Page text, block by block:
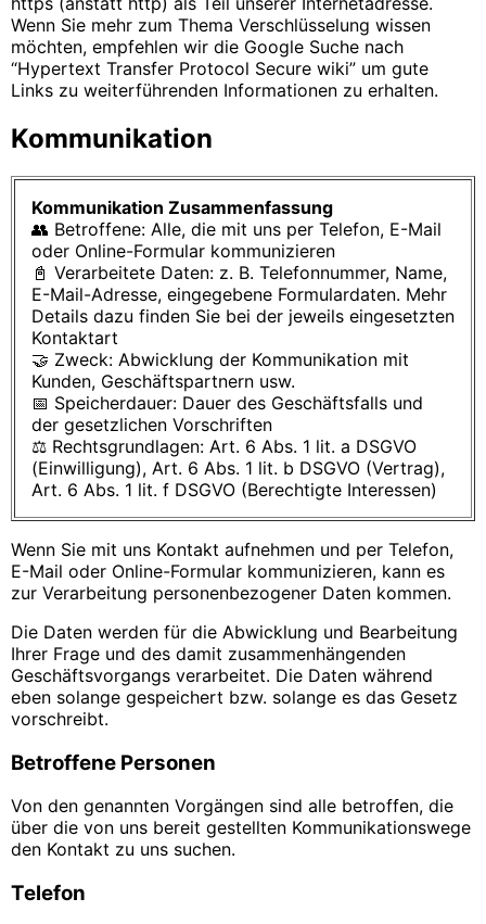
Wenn Sie mehr zum Thema Verschlüsselung wissen
möchten, empfehlen wir die Google Suche nach
“Hypertext Transfer Protocol Secure wiki” um gute
Links zu weiterführenden Informationen zu erhalten.
Kommunikation
Kommunikation Zusammenfassung
👥 Betroffene: Alle, die mit uns per Telefon, E-Mail
oder Online-Formular kommunizieren
📓 Verarbeitete Daten: z. B. Telefonnummer, Name,
E-Mail-Adresse, eingegebene Formulardaten. Mehr
Details dazu finden Sie bei der jeweils eingesetzten
Kontaktart
🤝 Zweck: Abwicklung der Kommunikation mit
Kunden, Geschäftspartnern usw.
📅 Speicherdauer: Dauer des Geschäftsfalls und
der gesetzlichen Vorschriften
⚖️ Rechtsgrundlagen: Art. 6 Abs. 1 lit. a DSGVO
(Einwilligung), Art. 6 Abs. 1 lit. b DSGVO (Vertrag),
Art. 6 Abs. 1 lit. f DSGVO (Berechtigte Interessen)
Wenn Sie mit uns Kontakt aufnehmen und per Telefon,
E-Mail oder Online-Formular kommunizieren, kann es
zur Verarbeitung personenbezogener Daten kommen.
Die Daten werden für die Abwicklung und Bearbeitung
Ihrer Frage und des damit zusammenhängenden
Geschäftsvorgangs verarbeitet. Die Daten während
eben solange gespeichert bzw. solange es das Gesetz
vorschreibt.
Betroffene Personen
Von den genannten Vorgängen sind alle betroffen, die
über die von uns bereit gestellten Kommunikationswege
den Kontakt zu uns suchen.
Telefon